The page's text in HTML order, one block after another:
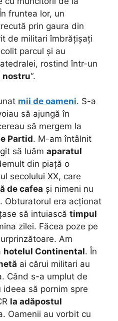
fruntea lor, un
prin gaura din
de militari îmbrățișați
parcul și au
rostind într-un
nostru“.
mii de oameni. S-a
să ajungă în
să mergem la
Partid. M-am întâlnit
să luăm aparatul
din piață o
secolului XX, care
de cafea și nimeni nu
Obturatorul era acționat
să intuiască timpul
zilei. Făcea poze pe
Am
hotelul Continental. În
ai cărui militari au
Când s-a umplut de
să pornim spre
la adăpostul
Oamenii au vorbit cu